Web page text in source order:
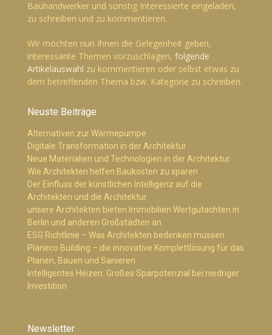
Bauhandwerker und sonstig Interessierte eingeladen,
zu schreiben und zu kommentieren.
Wir möchten nun Ihnen die Gelegenheit geben,
interessante Themen vorzuschlagen, folgende
Artikelauswahl zu kommentieren oder selbst etwas zu
dem betreffenden Thema bzw. Kategorie zu schreiben.
Neuste Beiträge
Alternativen zur Wärmepumpe
Digitale Transformation in der Architektur
Neue Materialien und Technologien in der Architektur
Wie Architekten helfen Baukosten zu sparen
Der Einfluss der künstlichen Intelligenz auf die
Architekten und die Architektur
unsere Architekten bieten Immobilien Wertgutachten in
Berlin und anderen Großstädten an
ESG Richtlinie – Was Architekten bedenken müssen
Planeco Building – die innovative Komplettlösung für das
Planen, Bauen und Sanieren.
Intelligentes Heizen: Großes Sparpotenzial bei niedriger
Investition
Newsletter